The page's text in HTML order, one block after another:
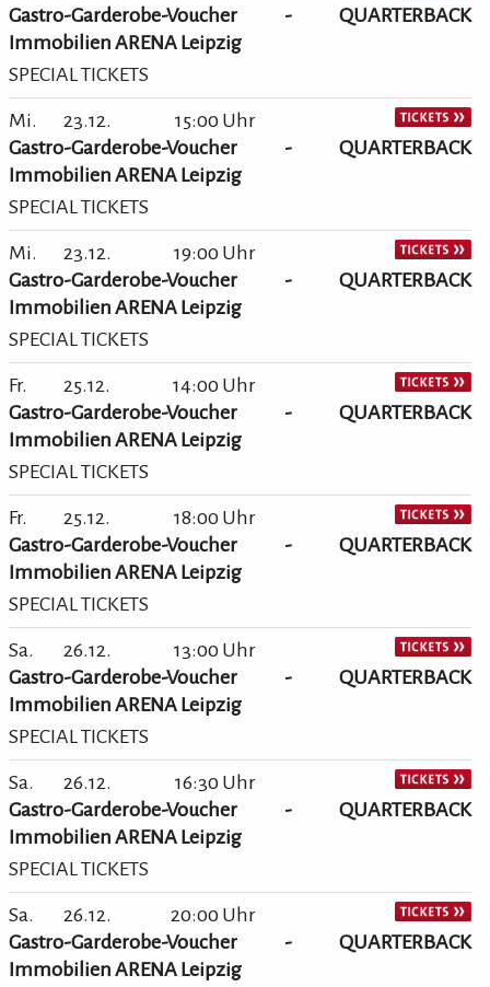
Gastro-Garderobe-Voucher - QUARTERBACK
Immobilien ARENA Leipzig
SPECIAL TICKETS
Mi. 23.12.
15:00 Uhr
Gastro-Garderobe-Voucher - QUARTERBACK
Immobilien ARENA Leipzig
SPECIAL TICKETS
Mi. 23.12.
19:00 Uhr
Gastro-Garderobe-Voucher - QUARTERBACK
Immobilien ARENA Leipzig
SPECIAL TICKETS
Fr. 25.12.
14:00 Uhr
Gastro-Garderobe-Voucher - QUARTERBACK
Immobilien ARENA Leipzig
SPECIAL TICKETS
Fr. 25.12.
18:00 Uhr
Gastro-Garderobe-Voucher - QUARTERBACK
Immobilien ARENA Leipzig
SPECIAL TICKETS
Sa. 26.12.
13:00 Uhr
Gastro-Garderobe-Voucher - QUARTERBACK
Immobilien ARENA Leipzig
SPECIAL TICKETS
Sa. 26.12.
16:30 Uhr
Gastro-Garderobe-Voucher - QUARTERBACK
Immobilien ARENA Leipzig
SPECIAL TICKETS
Sa. 26.12.
20:00 Uhr
Gastro-Garderobe-Voucher - QUARTERBACK
Immobilien ARENA Leipzig